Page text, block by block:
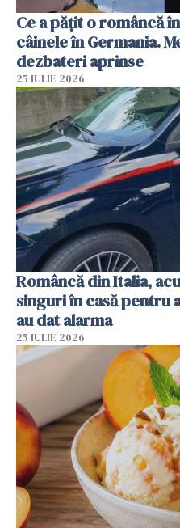
Ce a pățit o româncă
câinele în Germania.
dezbateri aprinse
25 IULIE 2026
Româncă din Italia,
singuri în casă pentru
au dat alarma
25 IULIE 2026